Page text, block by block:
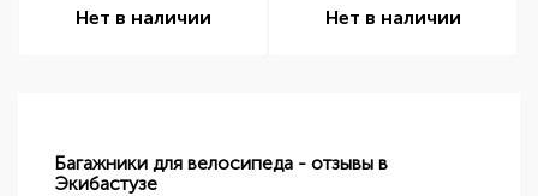
Нет в наличии Нет в наличии
Багажники для велосипеда - отзывы в
Экибастузе